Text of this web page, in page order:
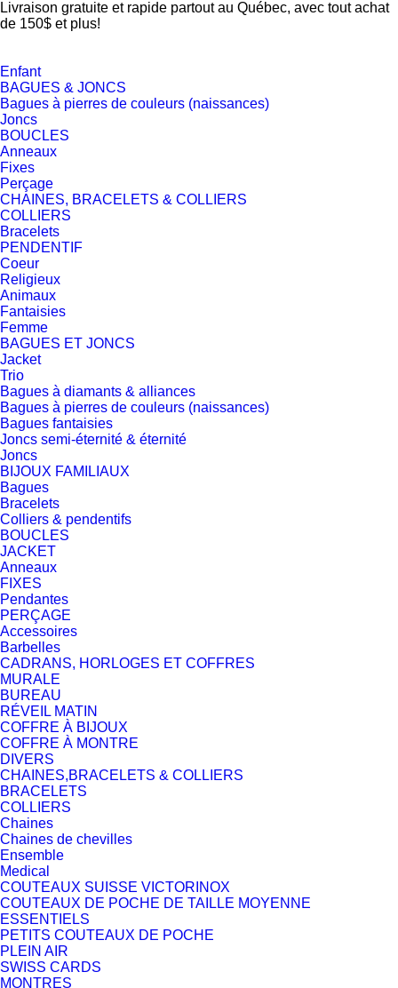
Livraison gratuite et rapide partout au Québec, avec tout achat
de 150$ et plus!
Enfant
BAGUES & JONCS
Bagues à pierres de couleurs (naissances)
Joncs
BOUCLES
Anneaux
Fixes
Perçage
CHAINES, BRACELETS & COLLIERS
COLLIERS
Bracelets
PENDENTIF
Coeur
Religieux
Animaux
Fantaisies
Femme
BAGUES ET JONCS
Jacket
Trio
Bagues à diamants & alliances
Bagues à pierres de couleurs (naissances)
Bagues fantaisies
Joncs semi-éternité & éternité
Joncs
BIJOUX FAMILIAUX
Bagues
Bracelets
Colliers & pendentifs
BOUCLES
JACKET
Anneaux
FIXES
Pendantes
PERÇAGE
Accessoires
Barbelles
CADRANS, HORLOGES ET COFFRES
MURALE
BUREAU
RÉVEIL MATIN
COFFRE À BIJOUX
COFFRE À MONTRE
DIVERS
CHAINES,BRACELETS & COLLIERS
BRACELETS
COLLIERS
Chaines
Chaines de chevilles
Ensemble
Medical
COUTEAUX SUISSE VICTORINOX
COUTEAUX DE POCHE DE TAILLE MOYENNE
ESSENTIELS
PETITS COUTEAUX DE POCHE
PLEIN AIR
SWISS CARDS
MONTRES